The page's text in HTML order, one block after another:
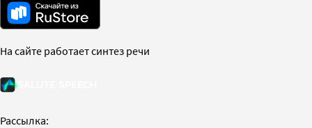
На сайте работает синтез речи
Рассылка: